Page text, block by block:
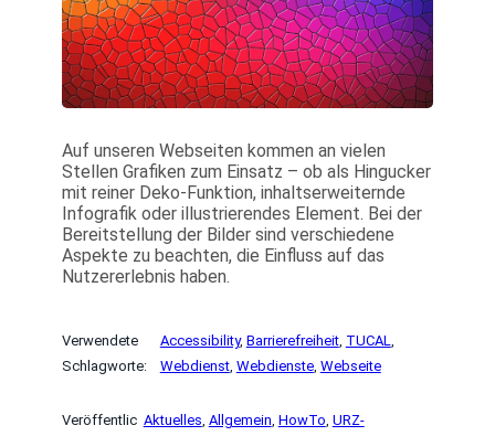
Auf unseren Webseiten kommen an vielen
Stellen Grafiken zum Einsatz – ob als Hingucker
mit reiner Deko-Funktion, inhaltserweiternde
Infografik oder illustrierendes Element. Bei der
Bereitstellung der Bilder sind verschiedene
Aspekte zu beachten, die Einfluss auf das
Nutzererlebnis haben.
Verwendete
Schlagworte:
Accessibility, Barrierefreiheit, TUCAL
Webdienst, Webdienste, Webseite
Veröffentlic Aktuelles, Allgemein, HowTo, URZ-